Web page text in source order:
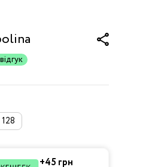
128
+45 грн